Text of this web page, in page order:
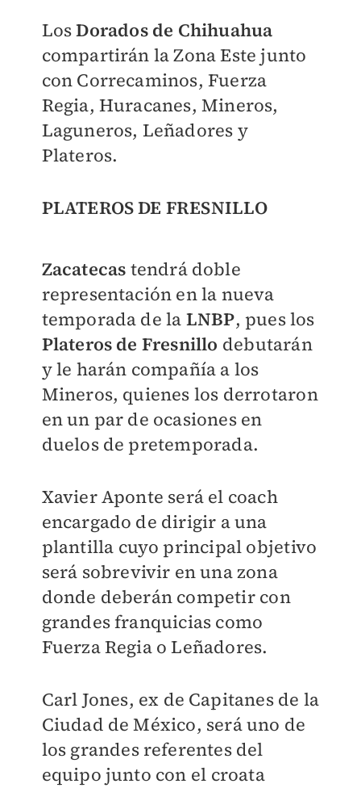
LosDorados de Chihuahua
compartirán la Zona Este junto
con Correcaminos, Fuerza
Regia, Huracanes, Mineros,
Laguneros, Leñadores y
Plateros.
PLATEROS DE FRESNILLO
Zacatecas tendrá doble
representación en la nueva
temporada de la LNBP, pues los
Plateros de Fresnillo debutarán
y le harán compañía a los
Mineros, quienes los derrotaron
en un par de ocasiones en
duelos de pretemporada.
Xavier Aponte será el coach
encargado de dirigir a una
plantilla cuyo principal objetivo
será sobrevivir en una zona
donde deberán competir con
grandes franquicias como
Fuerza Regia o Leñadores.
Carl Jones, ex de Capitanes de la
Ciudad de México, será uno de
los grandes referentes del
equipo junto con el croata